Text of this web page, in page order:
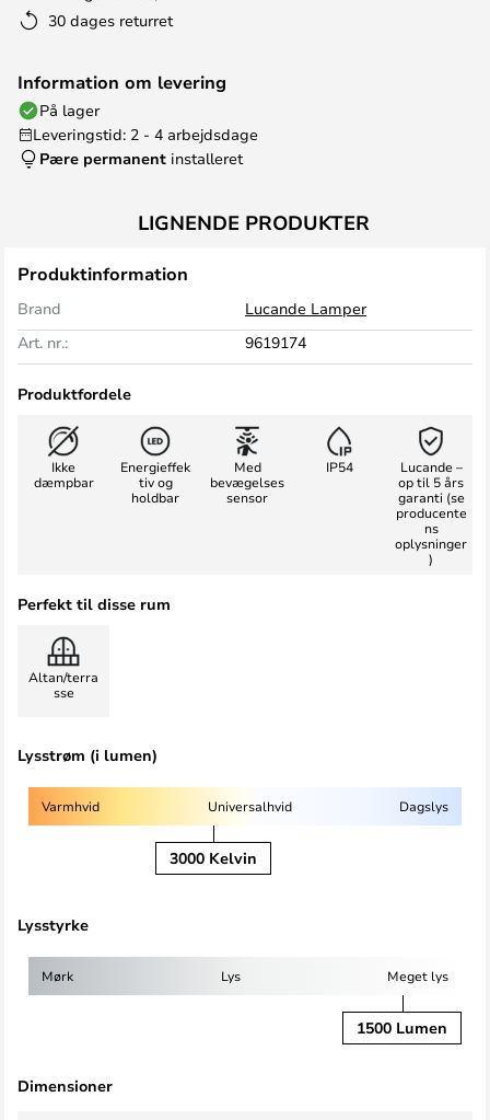
30 dages returret
Information om levering
På lager
Leveringstid: 2 - 4 arbejdsdage
Pære permanent installeret
LIGNENDE PRODUKTER
Produktinformation
Brand
Lucande Lamper
Art. nr.:
9619174
Produktfordele
Ikke
dæmpbar
Energieffek
tiv og
holdbar
Med
bevægelses
sensor
IP54
Lucande –
op til 5 års
garanti (se
producente
ns
oplysninger
)
Perfekt til disse rum
Altan/terra
sse
Lysstrøm (i lumen)
Varmhvid Universalhvid Dagslys
3000 Kelvin
Lysstyrke
Mørk Lys Meget lys
1500 Lumen
Dimensioner